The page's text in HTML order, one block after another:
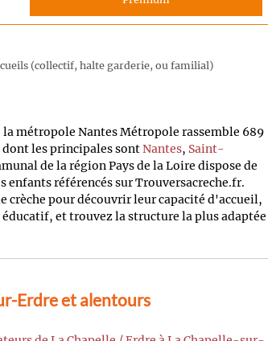
(collectif, halte garderie, ou familial)
métropole Nantes Métropole rassemble 689
dont les principales sontNantes, Saint-
de la région Pays de la Loire dispose de
enfants référencés sur Trouversacreche.fr.
crèche pour découvrir leur capacité d'accueil,
et trouvez la structure la plus adaptée
Erdre et alentours